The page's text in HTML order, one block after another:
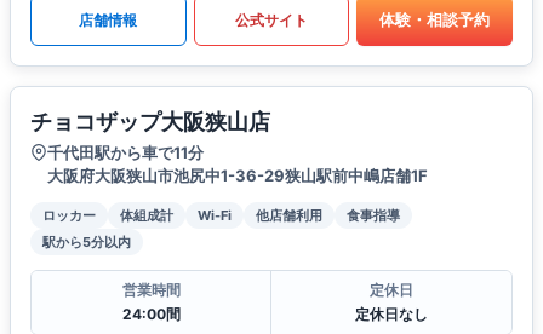
店舗情報 公式サイト 体験・相談予約
チョコザップ大阪狭山店
千代田駅から車で11分
大阪府大阪狭山市池尻中1-36-29狭山駅前中嶋店舗1F
ロッカー 体組成計 Wi-Fi 他店舗利用
食事指導
駅から5分以内
営業時間
24:00間
定休日
定休日なし